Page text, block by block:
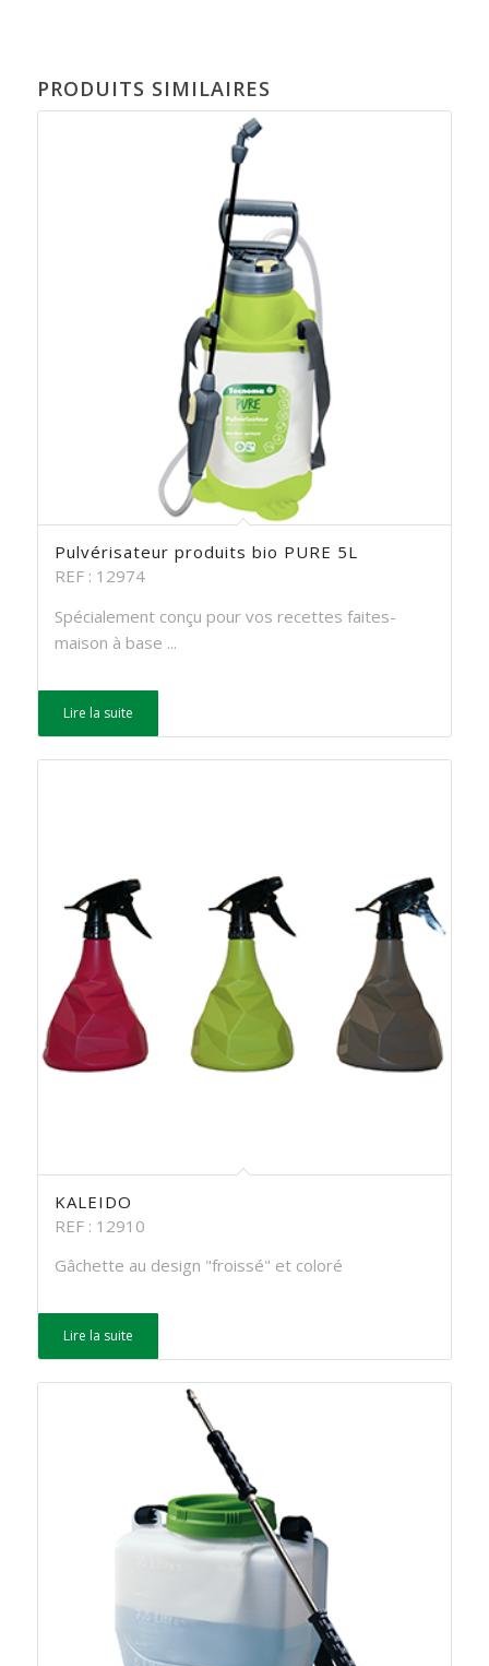
PRODUITS SIMILAIRES
Pulvérisateur produits bio PURE 5L
REF : 12974
Spécialement conçu pour vos recettes faites-
maison à base ...
Lire la suite
KALEIDO
REF : 12910
Gâchette au design "froissé" et coloré
Lire la suite